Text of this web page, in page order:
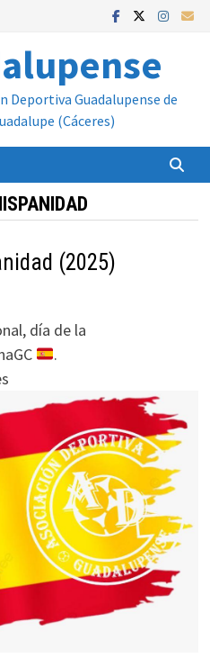
Deportiva Guadalupense de
(Cáceres)
(2025)
día de la
.